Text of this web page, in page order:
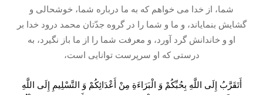
شما، از خدا می خواهم كه به ما درباره شما، خوشحالى و
گشايش بنماياند، و ما و شما را در گروه جدّتان محمد درود خدا بر
او و خاندانش گرد آورد، و معرفت شما را از ما باز نگيرد، به
درستى كه او سرپرست توانايى است،
أَتَقَرَّبُ إِلَى اللَّهِ بِحُبِّكُمْ وَ الْبَرَاءَةِ مِنْ أَعْدَائِكُمْ وَ التَّسْلِيمِ إِلَى اللَّهِ